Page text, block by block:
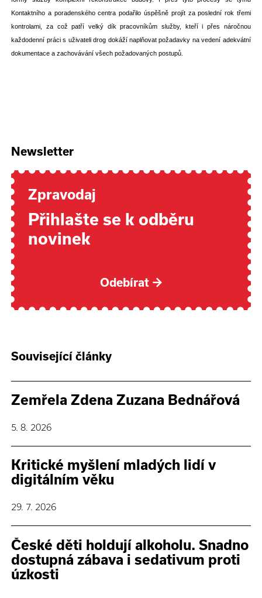
Kontaktního a poradenského centra podařilo úspěšně projít za poslední rok třemi
kontrolami, za což patří velký dík pracovníkům služby, kteří i přes náročnou
každodenní práci s uživateli drog dokáží naplňovat požadavky na vedení adekvátní
dokumentace a zachovávání všech požadovaných postupů.
Newsletter
Zpravodaj
Přihlašte se k odběru
novinek
Odebírat →
Související články
Zemřela Zdena Zuzana Bednářová
5. 8. 2026
Kritické myšlení mladých lidí v
digitálním věku
29. 7. 2026
České děti holdují alkoholu. Snadno
dostupná zábava i sedativum proti
úzkosti